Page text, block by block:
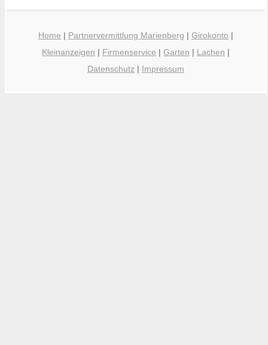
Home | Partnervermittlung Marienberg | Girokonto |
Kleinanzeigen | Firmenservice | Garten | Lachen |
Datenschutz | Impressum